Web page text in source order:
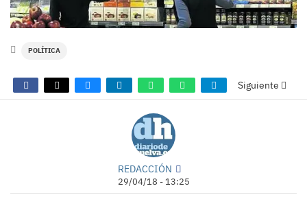
POLÍTICA
Siguiente
REDACCIÓN
29/04/18 - 13:25